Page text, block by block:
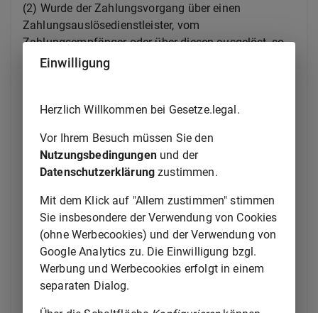
(2) Wurde der Zahlungsvorgang über einen
Zahlungsauslösedienstleister, vom
Zahlungsempfänger oder über diesen ausgelöst, so
kann der Zahler den Zahlungsauftrag nicht mehr
Auslösung des Zahlungsvorgangs oder dem
Ausführung des Zahlungsvorgangs erteilt hat. Im Fall
einer Lastschrift kann der Zahler den
Zahlungsauftrag jedoch unbeschadet seiner Rechte
gemäß § 675x bis zum Ende des Geschäftstags
vor dem vereinbarten Fälligkeitstag widerrufen.
(3) Ist zwischen dem Zahlungsdienstnutzer und
seinem Zahlungsdienstleister ein bestimmter Termin
für die Ausführung eines Zahlungsauftrags ( § 675n
Abs. 2 ) vereinbart worden, kann der
Zahlungsdienstnutzer den Zahlungsauftrag bis zum
Einwilligung
Herzlich Willkommen bei Gesetze.legal.
Vor Ihrem Besuch müssen Sie den
Nutzungsbedingungenund der
Datenschutzerklärung zustimmen.
Mit dem Klick auf "Allem zustimmen" stimmen
Sie insbesondere der Verwendung von Cookies
(ohne Werbecookies) und der Verwendung von
Google Analytics zu. Die Einwilligung bzgl.
Werbung und Werbecookies erfolgt in einem
separaten Dialog.